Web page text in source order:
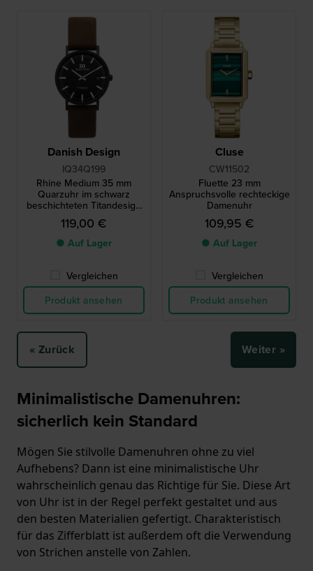
Danish Design
IQ34Q199
Rhine Medium 35 mm
Quarzuhr im schwarz
beschichteten Titandesign
mit Datumsanzeige.
119,00 €
● Auf Lager
Vergleichen
Produkt ansehen
Cluse
CW11502
Fluette 23 mm
Anspruchsvolle rechteckige
Damenuhr
109,95 €
● Auf Lager
Vergleichen
Produkt ansehen
« Zurück Weiter »
Minimalistische Damenuhren:
sicherlich kein Standard
Mögen Sie stilvolle Damenuhren ohne zu viel
Aufhebens? Dann ist eine minimalistische Uhr
wahrscheinlich genau das Richtige für Sie. Diese Art
von Uhr ist in der Regel perfekt gestaltet und aus
den besten Materialien gefertigt. Charakteristisch
für das Zifferblatt ist außerdem oft die Verwendung
von Strichen anstelle von Zahlen.